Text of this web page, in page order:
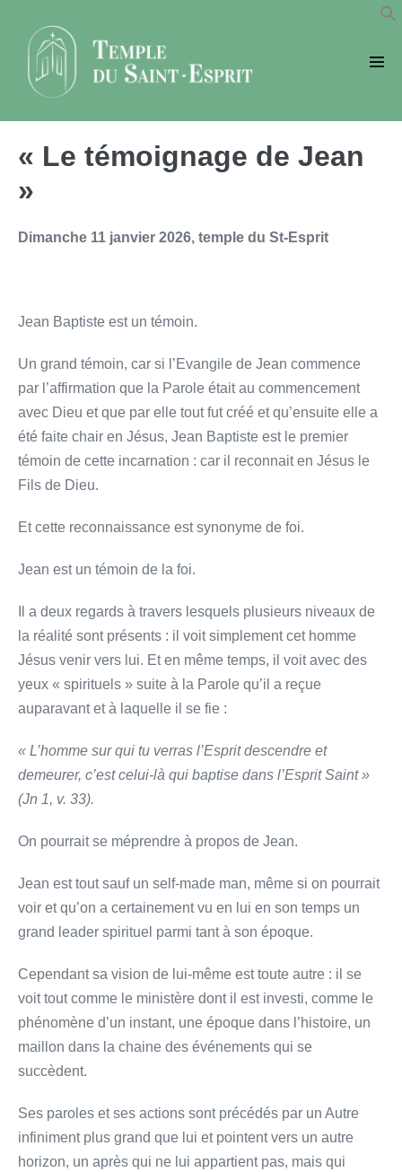
contenu
« Le témoignage de Jean
»
Dimanche 11 janvier 2026, temple du St-Esprit
Jean Baptiste est un témoin.
Un grand témoin, car si l’Evangile de Jean commence
par l’affirmation que la Parole était au commencement
avec Dieu et que par elle tout fut créé et qu’ensuite elle a
été faite chair en Jésus, Jean Baptiste est le premier
témoin de cette incarnation : car il reconnait en Jésus le
Fils de Dieu.
Et cette reconnaissance est synonyme de foi.
Jean est un témoin de la foi.
Il a deux regards à travers lesquels plusieurs niveaux de
la réalité sont présents : il voit simplement cet homme
Jésus venir vers lui. Et en même temps, il voit avec des
yeux « spirituels » suite à la Parole qu’il a reçue
auparavant et à laquelle il se fie :
« L’homme sur qui tu verras l’Esprit descendre et
demeurer, c’est celui-là qui baptise dans l’Esprit Saint »
(Jn 1, v. 33).
On pourrait se méprendre à propos de Jean.
Jean est tout sauf un self-made man, même si on pourrait
voir et qu’on a certainement vu en lui en son temps un
grand leader spirituel parmi tant à son époque.
Cependant sa vision de lui-même est toute autre : il se
voit tout comme le ministère dont il est investi, comme le
phénomène d’un instant, une époque dans l’histoire, un
maillon dans la chaine des événements qui se
succèdent.
Ses paroles et ses actions sont précédés par un Autre
infiniment plus grand que lui et pointent vers un autre
horizon, un après qui ne lui appartient pas, mais qui